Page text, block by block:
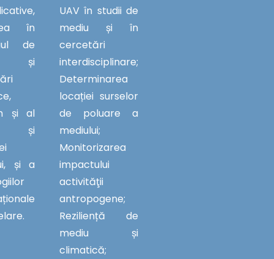
în
de
și
și al
și
și a
UAV în studii de
mediu și în
cercetări
interdisciplinare;
Determinarea
locației surselor
de poluare a
mediului;
Monitorizarea
impactului
activităţii
antropogene;
Reziliență de
mediu și
climatică;